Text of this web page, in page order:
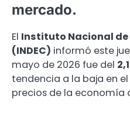
mercado.
El Instituto Nacional
(INDEC) informó este
mayo de 2026 fue del
tendencia a la baja en
precios de la economía